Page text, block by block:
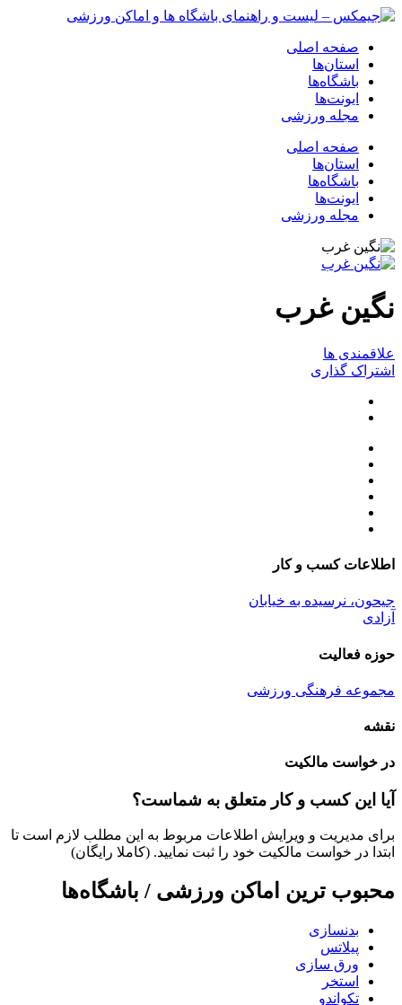
صفحه اصلی
استان‌ها
باشگاه‌ها
ایونت‌ها
مجله ورزشی
صفحه اصلی
استان‌ها
باشگاه‌ها
ایونت‌ها
مجله ورزشی
نگین غرب
علاقمندی ها
اشتراک گذاری
اطلاعات کسب و کار
جیحون، نرسیده به خیابان
آزادی
حوزه فعالیت
مجموعه فرهنگی ورزشی
نقشه
در خواست مالکیت
آیا این کسب و کار متعلق به شماست؟
برای مدیریت و ویرایش اطلاعات مربوط به این مطلب لازم است تا
ابتدا در خواست مالکیت خود را ثبت نمایید. (کاملا رایگان)
محبوب ترین اماکن ورزشی / باشگاه‌ها
بدنسازی
پیلاتس
ورق سازی
استخر
تکواندو